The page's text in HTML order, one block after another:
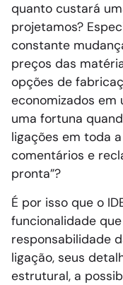
quanto custará
projetamos?
constante
preços das
opções de
economizados em
uma fortuna
ligações em toda
comentários e
pronta”?
É por isso que o
funcionalidade
responsabilidade
ligação, seus
estrutural, a